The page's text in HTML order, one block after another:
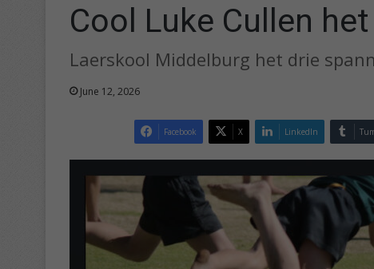
Cool Luke Cullen
Laerskool Middelburg het drie
June 12, 2026
Facebook X LinkedIn